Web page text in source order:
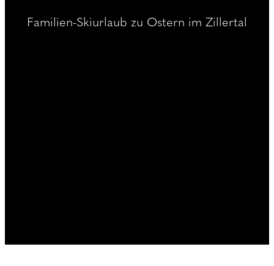
----
Familien-Skiurlaub zu Ostern im Zillertal